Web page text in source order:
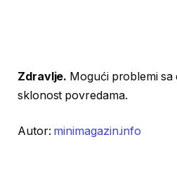
Zdravlje. Mogući problemi sa
sklonost povredama.
Autor: minimagazin.info